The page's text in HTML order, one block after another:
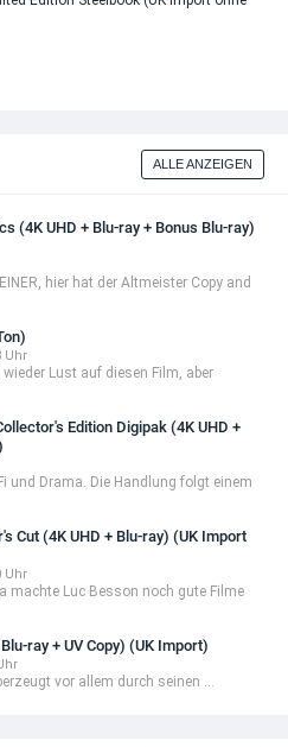
ALLE ANZEIGEN
(4K UHD + Blu-ray + Bonus Blu-ray)
hier hat der Altmeister Copy and
Uhr
Lust auf diesen Film, aber
Edition Digipak (4K UHD +
und Drama. Die Handlung folgt einem
Cut (4K UHD + Blu-ray) (UK Import
Uhr
machte Luc Besson noch gute Filme
ray + UV Copy) (UK Import)
vor allem durch seinen ...